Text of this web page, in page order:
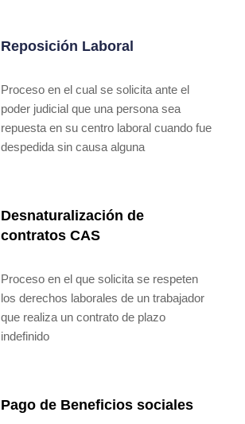
Reposición Laboral
Proceso en el cual se solicita ante el
poder judicial que una persona sea
repuesta en su centro laboral cuando fue
despedida sin causa alguna
Desnaturalización de
contratos CAS
Proceso en el que solicita se respeten
los derechos laborales de un trabajador
que realiza un contrato de plazo
indefinido
Pago de Beneficios sociales